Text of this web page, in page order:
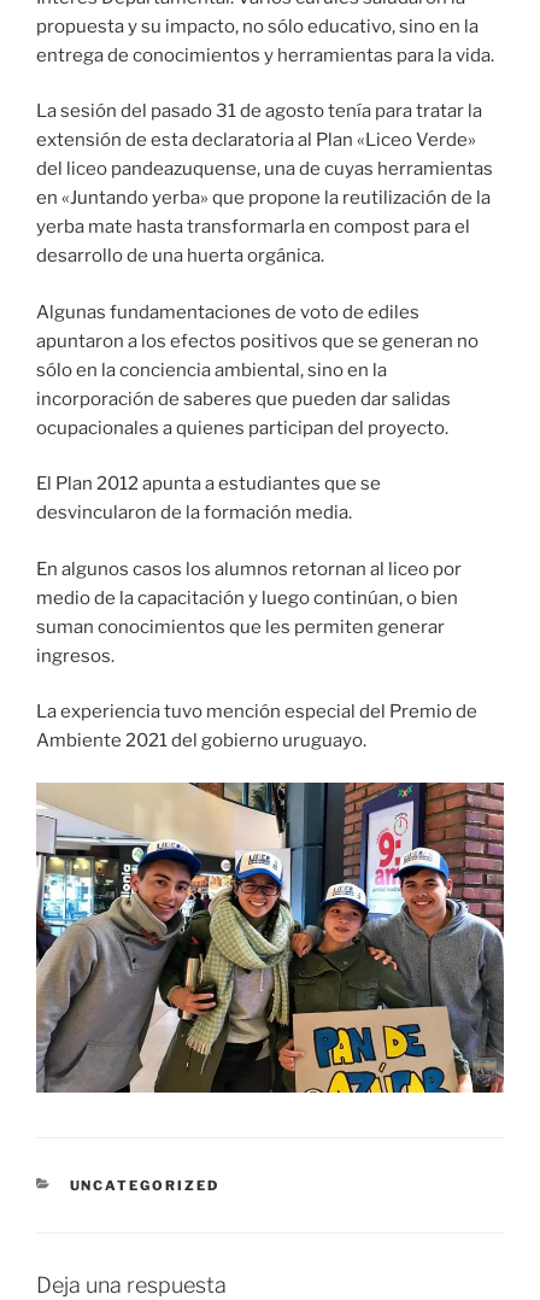
propuesta y su impacto, no sólo educativo, sino en la
entrega de conocimientos y herramientas para la vida.
La sesión del pasado 31 de agosto tenía para tratar la
extensión de esta declaratoria al Plan «Liceo Verde»
del liceo pandeazuquense, una de cuyas herramientas
en «Juntando yerba» que propone la reutilización de la
yerba mate hasta transformarla en compost para el
desarrollo de una huerta orgánica.
Algunas fundamentaciones de voto de ediles
apuntaron a los efectos positivos que se generan no
sólo en la conciencia ambiental, sino en la
incorporación de saberes que pueden dar salidas
ocupacionales a quienes participan del proyecto.
El Plan 2012 apunta a estudiantes que se
desvincularon de la formación media.
En algunos casos los alumnos retornan al liceo por
medio de la capacitación y luego continúan, o bien
suman conocimientos que les permiten generar
ingresos.
La experiencia tuvo mención especial del Premio de
Ambiente 2021 del gobierno uruguayo.
CATEGORÍAS
UNCATEGORIZED
Deja una respuesta